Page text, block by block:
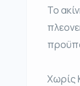
Το
Χωρίς